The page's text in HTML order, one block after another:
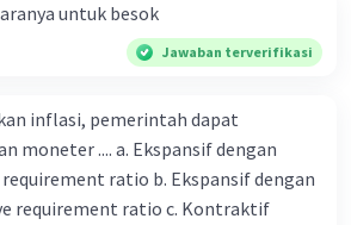
untuk besok
Jawaban terverifikasi
inflasi, pemerintah dapat
moneter .... a. Ekspansif dengan
ratio b. Ekspansif dengan
requirement ratio c. Kontraktif